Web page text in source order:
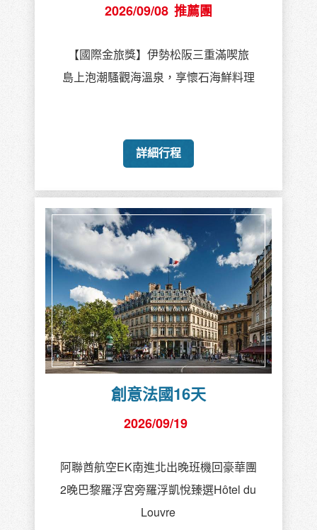
2026/09/08 推薦團
【國際金旅獎】伊勢松阪三重滿喫旅
島上泡潮騷觀海溫泉，享懷石海鮮料理
詳細行程
創意法國16天
2026/09/19
阿聯酋航空EK南進北出晚班機回豪華團
2晚巴黎羅浮宮旁羅浮凱悅臻選Hôtel du
Louvre